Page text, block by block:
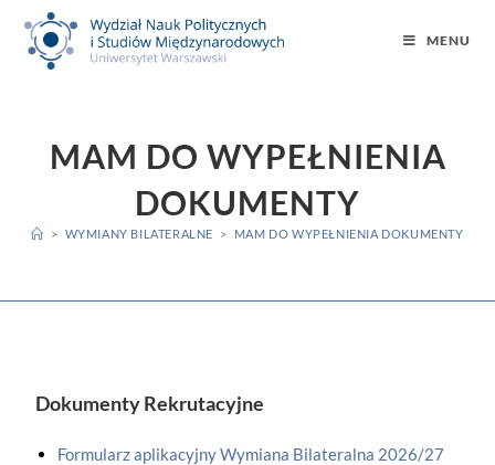
MENU
MAM DO WYPEŁNIENIA
DOKUMENTY
> WYMIANY BILATERALNE > MAM DO WYPEŁNIENIA DOKUMENTY
Dokumenty Rekrutacyjne
Formularz aplikacyjny Wymiana Bilateralna 2026/27